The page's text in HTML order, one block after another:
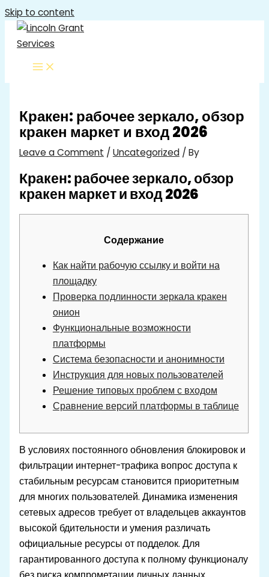
Skip to content
Кракен: рабочее зеркало, обзор
кракен маркет и вход 2026
Leave a Comment / Uncategorized/ By
Кракен: рабочее зеркало, обзор
кракен маркет и вход 2026
Содержание
Как найти рабочую ссылку и войти на
площадку
Проверка подлинности зеркала кракен
онион
Функциональные возможности
платформы
Система безопасности и анонимности
Инструкция для новых пользователей
Решение типовых проблем с входом
Сравнение версий платформы в таблице
В условиях постоянного обновления блокировок и
фильтрации интернет-трафика вопрос доступа к
стабильным ресурсам становится приоритетным
для многих пользователей. Динамика изменения
сетевых адресов требует от владельцев аккаунтов
высокой бдительности и умения различать
официальные ресурсы от подделок. Для
гарантированного доступа к полному функционалу